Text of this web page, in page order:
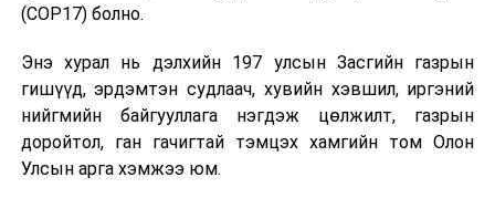
Мөн Монгол Улсын шүүхийн тухай хуулийн 36 дугаар
зүйлийн 36.10 дахь хэсэгт заасан танхимын
тэргүүнүүдийг сонгох асуудлыг хэлэлцэж, Улсын
дээд шүүхийн Эрүүгийн хэргийн танхимын
тэргүүнээр Ч.Хосбаяр, Иргэний хэргийн танхимын
тэргүүнээр Г.Алтанчимэг нарыг нийт шүүгчийн
олонхийн саналаар улираан сонголоо.
(COP17) болно.
Энэ хурал нь дэлхийн 197 улсын Засгийн газрын
гишүүд, эрдэмтэн судлаач, хувийн хэвшил, иргэний
нийгмийн байгууллага нэгдэж цөлжилт, газрын
доройтол, ган гачигтай тэмцэх хамгийн том Олон
Улсын арга хэмжээ юм.